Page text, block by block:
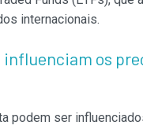
internacionais.
os
podem ser